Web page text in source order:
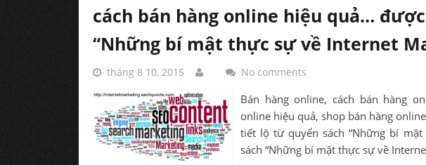
cách bán hàng online hiệu quả…
“Những bí mật thực sự về Internet
tháng 8 10, 2015 No comments
Bán hàng online, cách bán hàng
online hiệu quả, shop bán hàng
tiết lộ từ quyển sách “Những bí
sách “Những bí mật thực sự về